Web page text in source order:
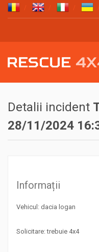
Detalii incident
28/11/2024
Informații
Vehicul: dacia logan
Solicitare: trebuie 4x4